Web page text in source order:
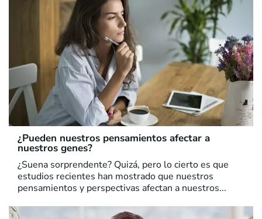
¿Pueden nuestros pensamientos afectar a
nuestros genes?
¿Suena sorprendente? Quizá, pero lo cierto es que
estudios recientes han mostrado que nuestros
pensamientos y perspectivas afectan a nuestros...